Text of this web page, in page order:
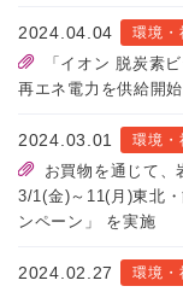
2024.04.04 環境・
「イオン 脱炭素
再エネ電力を供給開始
2024.03.01 環境・
お買物を通じて、
3/1(金)～11(月)東北
ンペーン」 を実施
2024.02.27 環境・